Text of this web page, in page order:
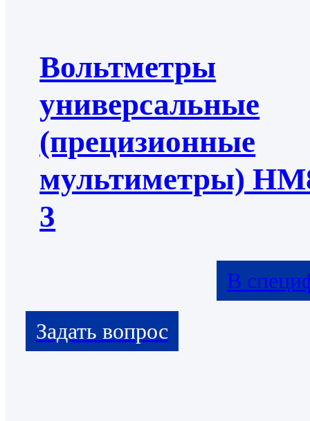
Вольтметры
универсальные
(прецизионные
мультиметры)
3
В